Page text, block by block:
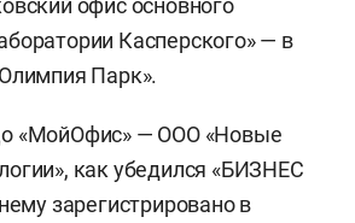
Касперского» — в
Парк».
«МойОфис» — ООО «Новые
как убедился «БИЗНЕС
зарегистрировано в